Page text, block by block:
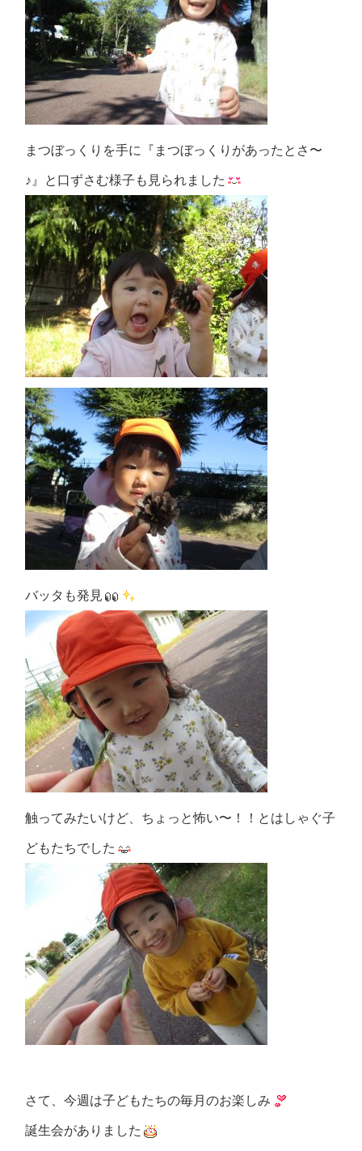
まつぼっくりを手に『まつぼっくりがあったとさ〜
♪』と口ずさむ様子も見られました
バッタも発見
触ってみたいけど、ちょっと怖い〜！！とはしゃぐ子
どもたちでした
さて、今週は子どもたちの毎月のお楽しみ
誕生会がありました